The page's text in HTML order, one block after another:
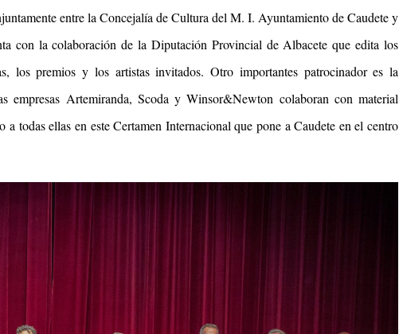
entre la Concejalía de Cultura del M. I. Ayuntamiento de Caudete y
con la colaboración de la Diputación Provincial de Albacete que edita los
los premios y los artistas invitados. Otro importantes patrocinador es la
Artemiranda, Scoda y Winsor&Newton colaboran con material
a todas ellas en este Certamen Internacional que pone a Caudete en el centro